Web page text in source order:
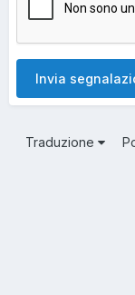
Invia
Traduzione